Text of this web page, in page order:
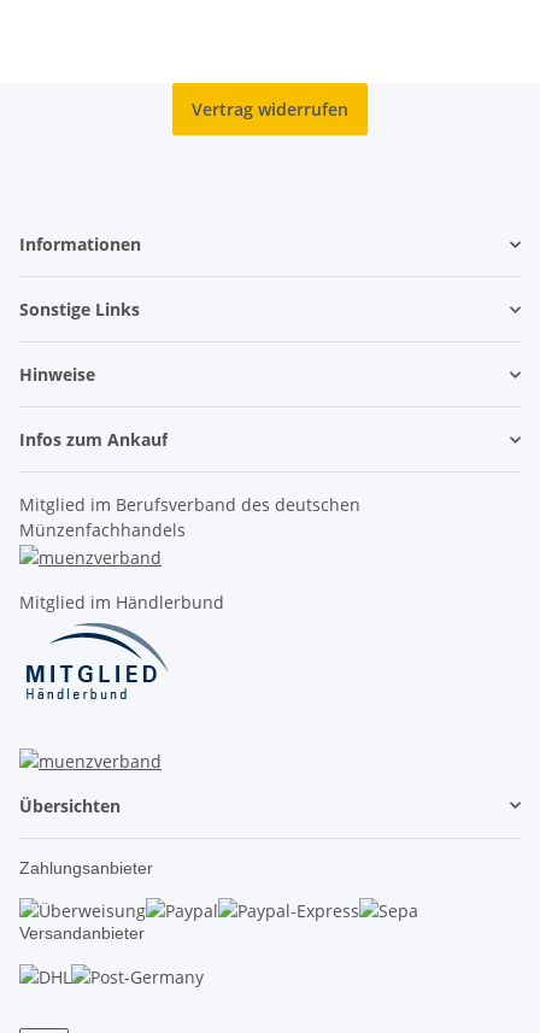
Vertrag widerrufen
Informationen
Sonstige Links
Hinweise
Infos zum Ankauf
Mitglied im Berufsverband des deutschen
Münzenfachhandels
Mitglied im Händlerbund
Übersichten
Zahlungsanbieter
Versandanbieter